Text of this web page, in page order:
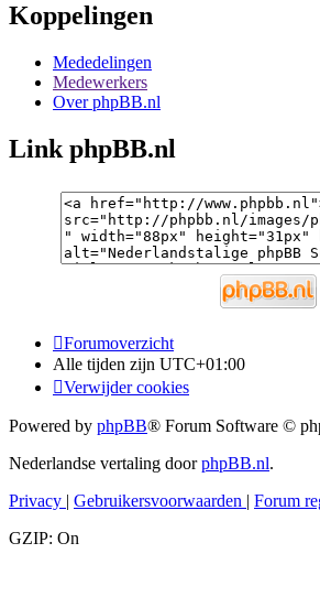
Koppelingen
Mededelingen
Medewerkers
Over phpBB.nl
Link phpBB.nl
Forumoverzicht
Alle tijden zijn UTC+01:00
Verwijder cookies
Powered by phpBB® Forum Software ©
Nederlandse vertaling doorphpBB.nl.
Privacy | Gebruikersvoorwaarden | Forum
GZIP: On